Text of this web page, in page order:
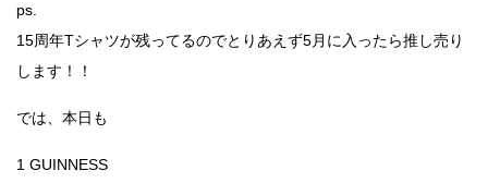
ps.
15周年Tシャツが残ってるのでとりあえず5月に入ったら推し売り
します！！
では、本日も
1 GUINNESS